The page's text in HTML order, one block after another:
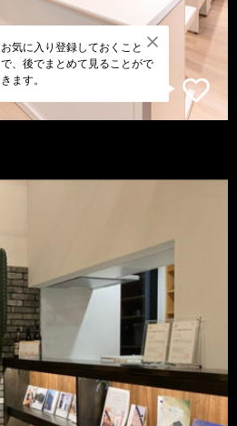
お気に入り登録しておくこと
で、後でまとめて見ることがで
きます。